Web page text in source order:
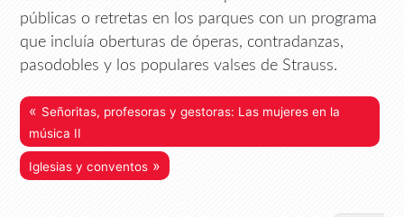
públicas o retretas en los parques con un programa
que incluía oberturas de óperas, contradanzas,
pasodobles y los populares valses de Strauss.
« Señoritas, profesoras y gestoras: Las mujeres en la
música II
Iglesias y conventos »